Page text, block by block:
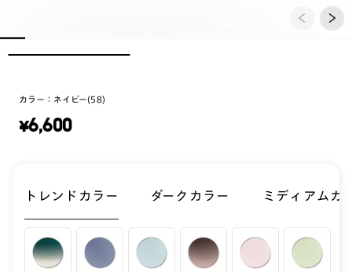
カラー： ネイビー(58)
¥6,600
トレンドカラー ダークカラー ミディアムカ